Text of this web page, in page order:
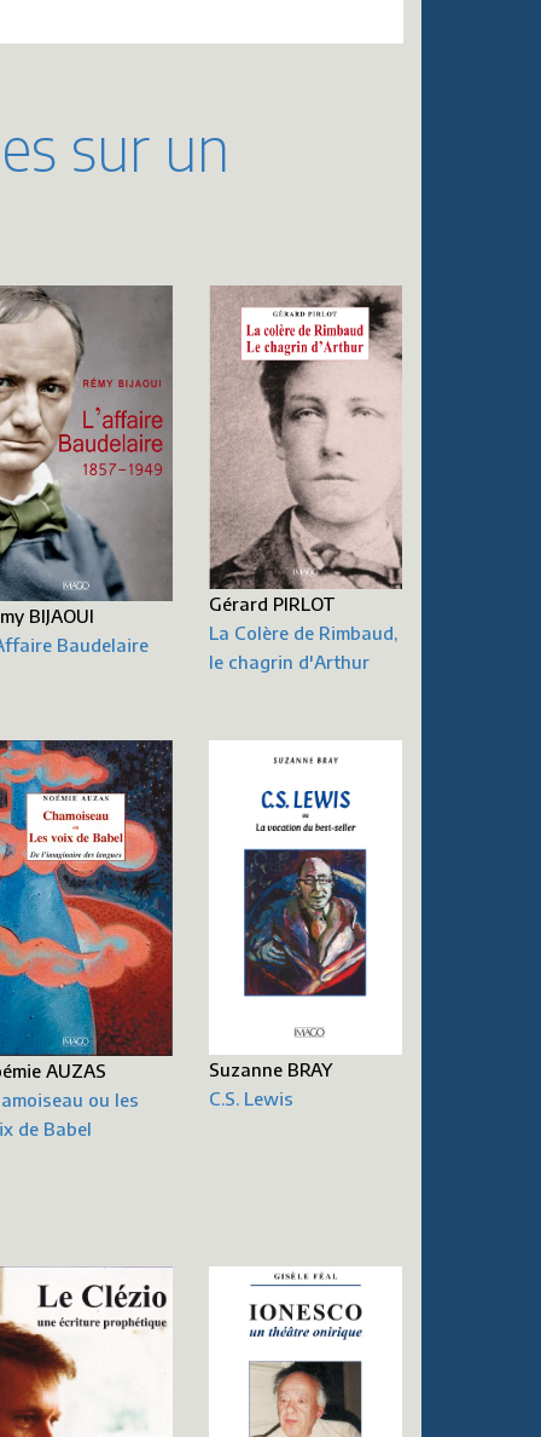
sur un
BIJAOUI
Baudelaire
Gérard PIRLOT
La Colère de Rimbaud,
le chagrin d'Arthur
AUZAS
ou les
de Babel
Suzanne BRAY
C.S. Lewis